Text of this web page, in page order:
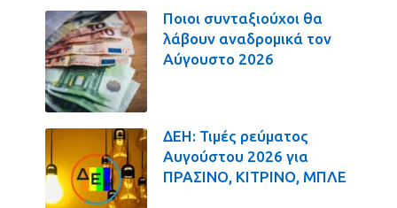
Ποιοι συνταξιούχοι θα
λάβουν αναδρομικά τον
Αύγουστο 2026
ΔΕΗ: Τιμές ρεύματος
Αυγούστου 2026 για
ΠΡΑΣΙΝΟ, ΚΙΤΡΙΝΟ, ΜΠΛΕ